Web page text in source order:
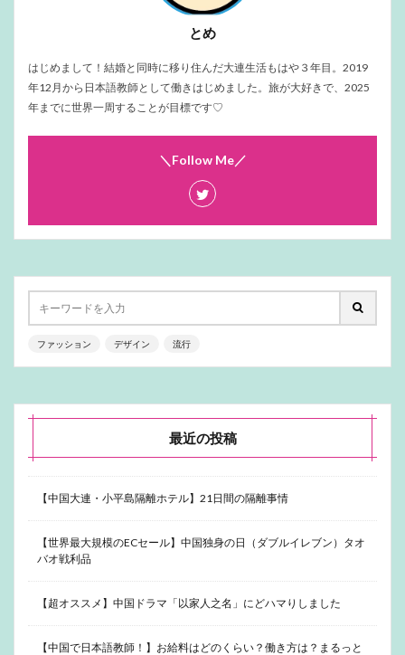
とめ
はじめまして！結婚と同時に移り住んだ大連生活もはや３年目。2019
年12月から日本語教師として働きはじめました。旅が大好きで、2025
年までに世界一周することが目標です♡
＼Follow Me／
ファッション デザイン 流行
最近の投稿
【中国大連・小平島隔離ホテル】21日間の隔離事情
【世界最大規模のECセール】中国独身の日（ダブルイレブン）タオ
バオ戦利品
【超オススメ】中国ドラマ「以家人之名」にどハマりしました
【中国で日本語教師！】お給料はどのくらい？働き方は？まるっと